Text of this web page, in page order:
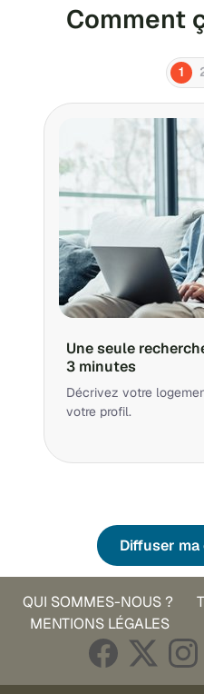
Comment
1
Une seule
3 minutes
Décrivez votre
votre profil.
Diffuser
QUI SOMMES-NOUS ?
MENTIONS LÉGALES